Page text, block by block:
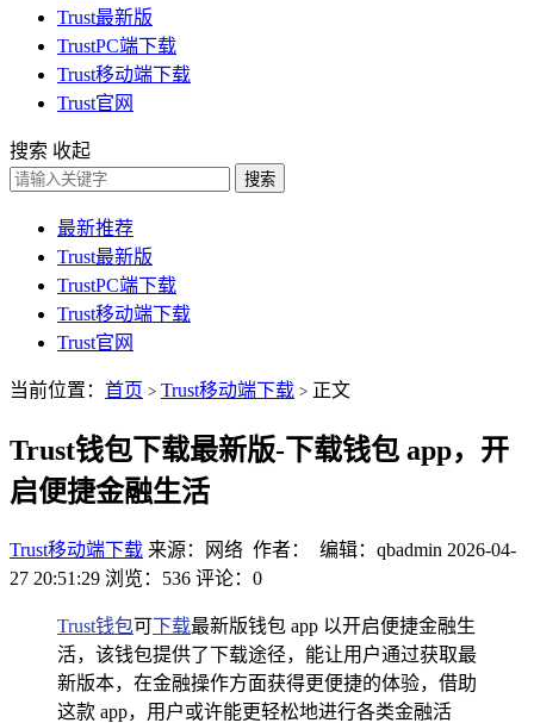
Trust最新版
TrustPC端下载
Trust移动端下载
Trust官网
搜索 收起
搜索
最新推荐
Trust最新版
TrustPC端下载
Trust移动端下载
Trust官网
当前位置： 首页 > Trust移动端下载 > 正文
Trust钱包下载最新版-下载钱包 app，开
启便捷金融生活
Trust移动端下载 来源：网络 作者： 编辑：qbadmin 2026-04-
27 20:51:29 浏览：536 评论：0
Trust钱包可下载最新版钱包 app 以开启便捷金融生
活，该钱包提供了下载途径，能让用户通过获取最
新版本，在金融操作方面获得更便捷的体验，借助
这款 app，用户或许能更轻松地进行各类金融活